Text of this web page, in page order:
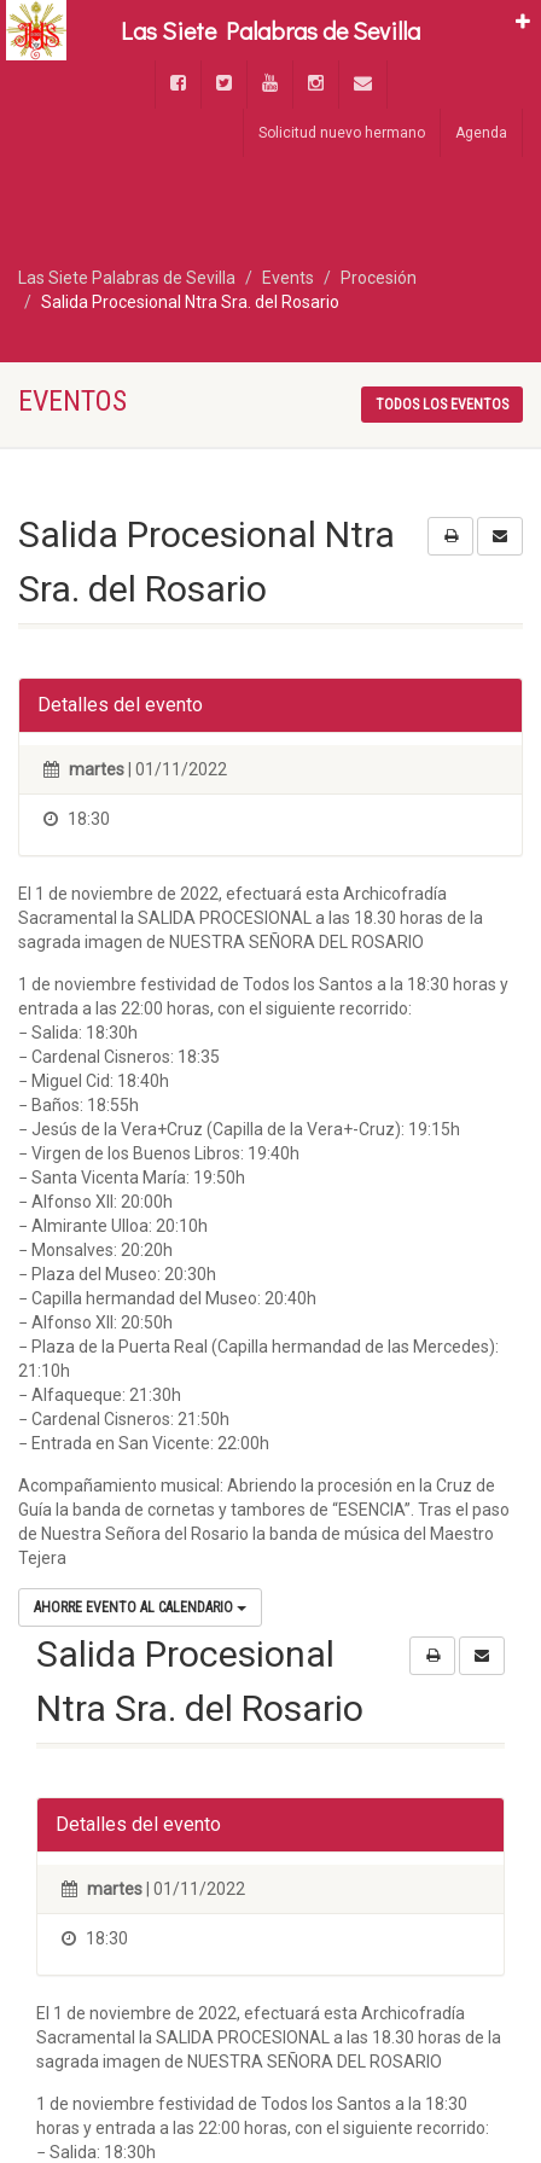
Solicitud nuevo hermano Agenda
Las Siete Palabras de Sevilla Events
Procesión
Salida Procesional Ntra Sra. del Rosario
EVENTOS TODOS LOS EVENTOS
Salida Procesional Ntra
Sra. del Rosario
Detalles del evento
martes | 01/11/2022
18:30
El 1 de noviembre de 2022, efectuará esta Archicofradía
Sacramental la SALIDA PROCESIONAL a las 18.30 horas de la
sagrada imagen de NUESTRA SEÑORA DEL ROSARIO
1 de noviembre festividad de Todos los Santos a la 18:30 horas y
entrada a las 22:00 horas, con el siguiente recorrido:
− Salida: 18:30h
− Cardenal Cisneros: 18:35
− Miguel Cid: 18:40h
− Baños: 18:55h
− Jesús de la Vera+Cruz (Capilla de la Vera+-Cruz): 19:15h
− Virgen de los Buenos Libros: 19:40h
− Santa Vicenta María: 19:50h
− Alfonso XII: 20:00h
− Almirante Ulloa: 20:10h
− Monsalves: 20:20h
− Plaza del Museo: 20:30h
− Capilla hermandad del Museo: 20:40h
− Alfonso XII: 20:50h
− Plaza de la Puerta Real (Capilla hermandad de las Mercedes):
21:10h
− Alfaqueque: 21:30h
− Cardenal Cisneros: 21:50h
− Entrada en San Vicente: 22:00h
Acompañamiento musical: Abriendo la procesión en la Cruz de
Guía la banda de cornetas y tambores de “ESENCIA”. Tras el paso
de Nuestra Señora del Rosario la banda de música del Maestro
Tejera
AHORRE EVENTO AL CALENDARIO
Salida Procesional
Ntra Sra. del Rosario
Detalles del evento
martes | 01/11/2022
18:30
El 1 de noviembre de 2022, efectuará esta Archicofradía
Sacramental la SALIDA PROCESIONAL a las 18.30 horas de la
sagrada imagen de NUESTRA SEÑORA DEL ROSARIO
1 de noviembre festividad de Todos los Santos a la 18:30
horas y entrada a las 22:00 horas, con el siguiente recorrido:
− Salida: 18:30h
Las Siete Palabras de Sevilla